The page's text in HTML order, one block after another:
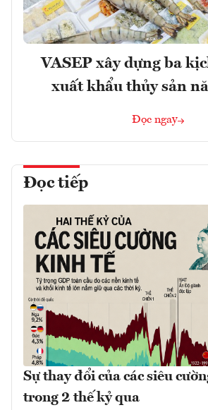
VASEP xây dựng ba
xuất khẩu thủy sản
Đọc ngay
Đọc tiếp
Sự thay đổi của các siêu
trong 2 thế kỷ qua